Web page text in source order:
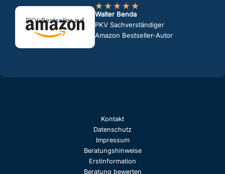
PKV-Bestseller auf
★★★★★
Walter Benda
PKV Sachverständiger
Amazon Bestseller-Autor
Kontakt
Datenschutz
Impressum
Beratungshinweise
Erstinformation
Beratung bewerten